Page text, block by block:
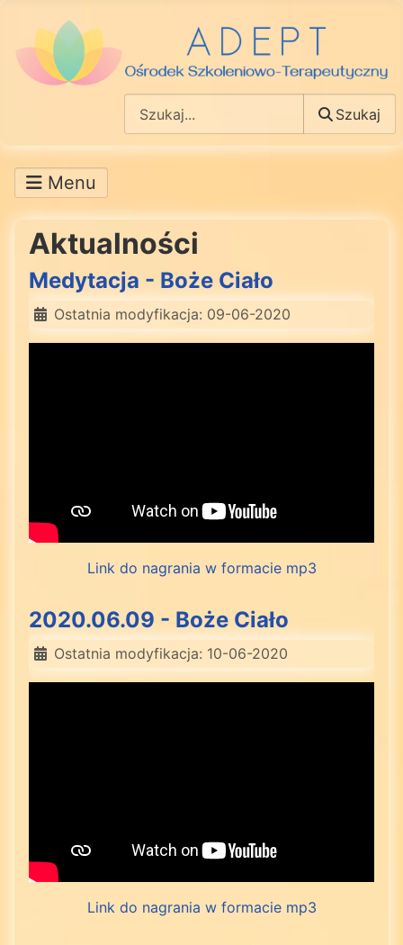
Szukaj
Aktualności
Medytacja - Boże Ciało
Ostatnia modyfikacja: 09-06-2020
Link do nagrania w formacie mp3
2020.06.09 - Boże Ciało
Ostatnia modyfikacja: 10-06-2020
Link do nagrania w formacie mp3